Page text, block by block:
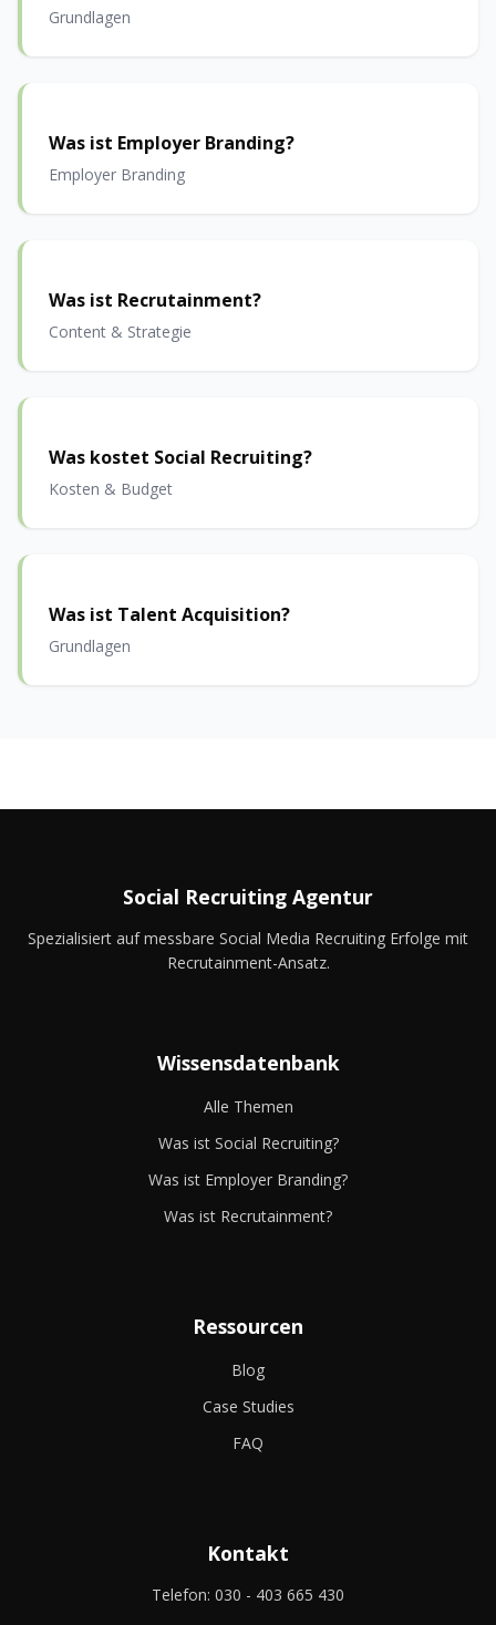
Grundlagen
Was ist Employer Branding?
Employer Branding
Was ist Recrutainment?
Content & Strategie
Was kostet Social Recruiting?
Kosten & Budget
Was ist Talent Acquisition?
Grundlagen
Social Recruiting Agentur
Spezialisiert auf messbare Social Media Recruiting Erfolge mit
Recrutainment-Ansatz.
Wissensdatenbank
Alle Themen
Was ist Social Recruiting?
Was ist Employer Branding?
Was ist Recrutainment?
Ressourcen
Blog
Case Studies
FAQ
Kontakt
Telefon: 030 - 403 665 430